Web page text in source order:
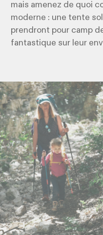
mais amenez de quoi
moderne : une tente
prendront pour camp
fantastique sur leur